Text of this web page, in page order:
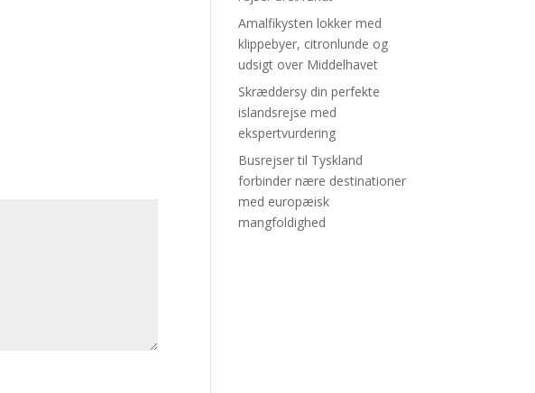
Amalfikysten lokker med
klippebyer, citronlunde og
udsigt over Middelhavet
Skræddersy din perfekte
islandsrejse med
ekspertvurdering
Busrejser til Tyskland
forbinder nære destinationer
med europæisk
mangfoldighed